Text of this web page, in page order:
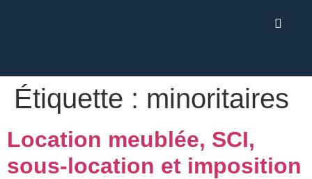
Étiquette : minoritaires
Location meublée, SCI,
sous-location et imposition